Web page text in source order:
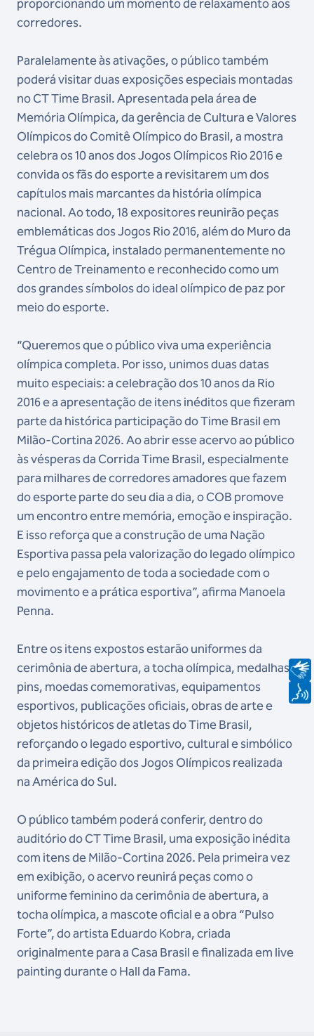
proporcionando um momento de relaxamento aos
corredores.
Paralelamente às ativações, o público também
poderá visitar duas exposições especiais montadas
no CT Time Brasil. Apresentada pela área de
Memória Olímpica, da gerência de Cultura e Valores
Olímpicos do Comitê Olímpico do Brasil, a mostra
celebra os 10 anos dos Jogos Olímpicos Rio 2016 e
convida os fãs do esporte a revisitarem um dos
capítulos mais marcantes da história olímpica
nacional. Ao todo, 18 expositores reunirão peças
emblemáticas dos Jogos Rio 2016, além do Muro da
Trégua Olímpica, instalado permanentemente no
Centro de Treinamento e reconhecido como um
dos grandes símbolos do ideal olímpico de paz por
meio do esporte.
“Queremos que o público viva uma experiência
olímpica completa. Por isso, unimos duas datas
muito especiais: a celebração dos 10 anos da Rio
2016 e a apresentação de itens inéditos que fizeram
parte da histórica participação do Time Brasil em
Milão-Cortina 2026. Ao abrir esse acervo ao público
às vésperas da Corrida Time Brasil, especialmente
para milhares de corredores amadores que fazem
do esporte parte do seu dia a dia, o COB promove
um encontro entre memória, emoção e inspiração.
E isso reforça que a construção de uma Nação
Esportiva passa pela valorização do legado olímpico
e pelo engajamento de toda a sociedade com o
movimento e a prática esportiva”, afirma Manoela
Penna.
Entre os itens expostos estarão uniformes da
cerimônia de abertura, a tocha olímpica, medalhas,
pins, moedas comemorativas, equipamentos
esportivos, publicações oficiais, obras de arte e
objetos históricos de atletas do Time Brasil,
reforçando o legado esportivo, cultural e simbólico
da primeira edição dos Jogos Olímpicos realizada
na América do Sul.
O público também poderá conferir, dentro do
auditório do CT Time Brasil, uma exposição inédita
com itens de Milão-Cortina 2026. Pela primeira vez
em exibição, o acervo reunirá peças como o
uniforme feminino da cerimônia de abertura, a
tocha olímpica, a mascote oficial e a obra “Pulso
Forte”, do artista Eduardo Kobra, criada
originalmente para a Casa Brasil e finalizada em live
painting durante o Hall da Fama.